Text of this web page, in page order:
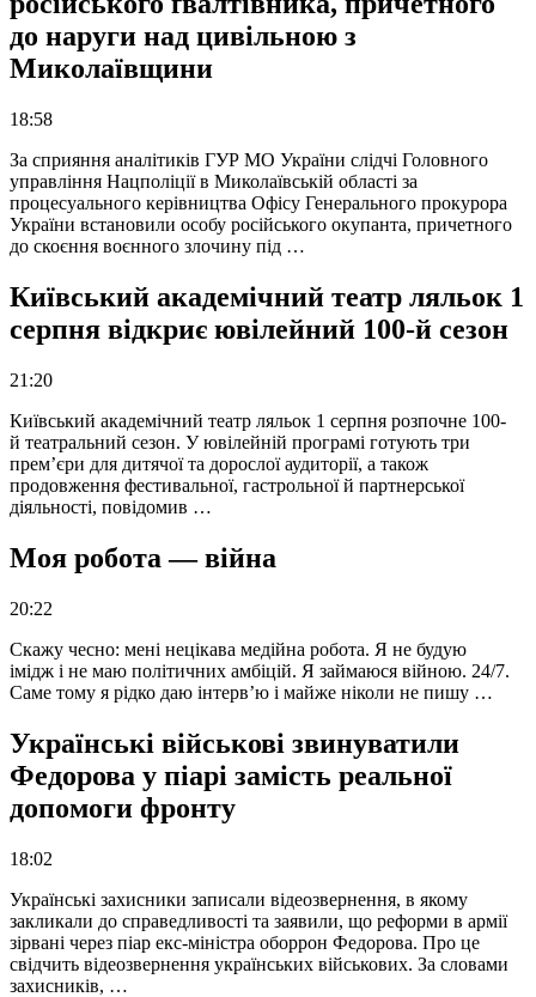
до наруги над цивільною з
Миколаївщини
18:58
За сприяння аналітиків ГУР МО України слідчі Головного
управління Нацполіції в Миколаївській області за
процесуального керівництва Офісу Генерального прокурора
України встановили особу російського окупанта, причетного
до скоєння воєнного злочину під …
Київський академічний театр ляльок 1
серпня відкриє ювілейний 100-й сезон
21:20
Київський академічний театр ляльок 1 серпня розпочне 100-
й театральний сезон. У ювілейній програмі готують три
прем’єри для дитячої та дорослої аудиторії, а також
продовження фестивальної, гастрольної й партнерської
діяльності, повідомив …
Моя робота — війна
20:22
Скажу чесно: мені нецікава медійна робота. Я не будую
імідж і не маю політичних амбіцій. Я займаюся війною. 24/7.
Саме тому я рідко даю інтерв’ю і майже ніколи не пишу …
Українські військові звинуватили
Федорова у піарі замість реальної
допомоги фронту
18:02
Українські захисники записали відеозвернення, в якому
закликали до справедливості та заявили, що реформи в армії
зірвані через піар екс-міністра оборрон Федорова. Про це
свідчить відеозвернення українських військових. За словами
захисників, …